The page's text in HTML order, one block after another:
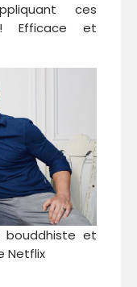
ces
Efficace et
bouddhiste et
Netflix